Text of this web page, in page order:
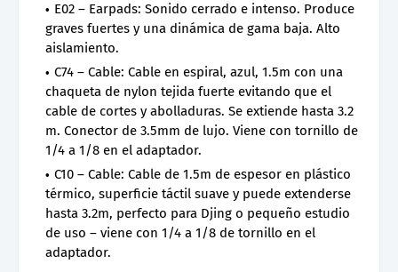
E02 – Earpads: Sonido cerrado e intenso. Produce
graves fuertes y una dinámica de gama baja. Alto
aislamiento.
C74 – Cable: Cable en espiral, azul, 1.5m con una
chaqueta de nylon tejida fuerte evitando que el
cable de cortes y abolladuras. Se extiende hasta 3.2
m. Conector de 3.5mm de lujo. Viene con tornillo de
1/4 a 1/8 en el adaptador.
C10 – Cable: Cable de 1.5m de espesor en plástico
térmico, superficie táctil suave y puede extenderse
hasta 3.2m, perfecto para Djing o pequeño estudio
de uso – viene con 1/4 a 1/8 de tornillo en el
adaptador.